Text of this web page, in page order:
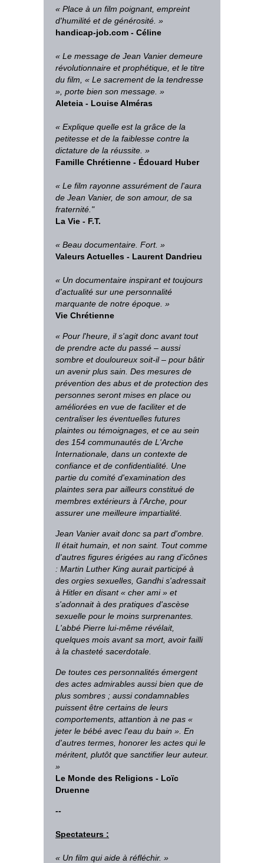
« Place à un film poignant, empreint
d'humilité et de générosité. »
handicap-job.com - Céline
« Le message de Jean Vanier demeure
révolutionnaire et prophétique, et le titre
du film, « Le sacrement de la tendresse
», porte bien son message. »
Aleteia - Louise Alméras
« Explique quelle est la grâce de la
petitesse et de la faiblesse contre la
dictature de la réussite. »
Famille Chrétienne - Édouard Huber
« Le film rayonne assurément de l'aura
de Jean Vanier, de son amour, de sa
fraternité."
La Vie - F.T.
« Beau documentaire. Fort. »
Valeurs Actuelles - Laurent Dandrieu
« Un documentaire inspirant et toujours
d'actualité sur une personnalité
marquante de notre époque. »
Vie Chrétienne
« Pour l'heure, il s'agit donc avant tout
de prendre acte du passé – aussi
sombre et douloureux soit-il – pour bâtir
un avenir plus sain. Des mesures de
prévention des abus et de protection des
personnes seront mises en place ou
améliorées en vue de faciliter et de
centraliser les éventuelles futures
plaintes ou témoignages, et ce au sein
des 154 communautés de L'Arche
Internationale, dans un contexte de
confiance et de confidentialité. Une
partie du comité d'examination des
plaintes sera par ailleurs constitué de
membres extérieurs à l'Arche, pour
assurer une meilleure impartialité.
Jean Vanier avait donc sa part d'ombre.
Il était humain, et non saint. Tout comme
d'autres figures érigées au rang d'icônes
: Martin Luther King aurait participé à
des orgies sexuelles, Gandhi s'adressait
à Hitler en disant « cher ami » et
s'adonnait à des pratiques d'ascèse
sexuelle pour le moins surprenantes.
L'abbé Pierre lui-même révélait,
quelques mois avant sa mort, avoir failli
à la chasteté sacerdotale.
De toutes ces personnalités émergent
des actes admirables aussi bien que de
plus sombres ; aussi condamnables
puissent être certains de leurs
comportements, attantion à ne pas «
jeter le bébé avec l'eau du bain ». En
d'autres termes, honorer les actes qui le
méritent, plutôt que sanctifier leur auteur.
»
Le Monde des Religions - Loïc
Druenne
--
Spectateurs :
« Un film qui aide à réfléchir. »